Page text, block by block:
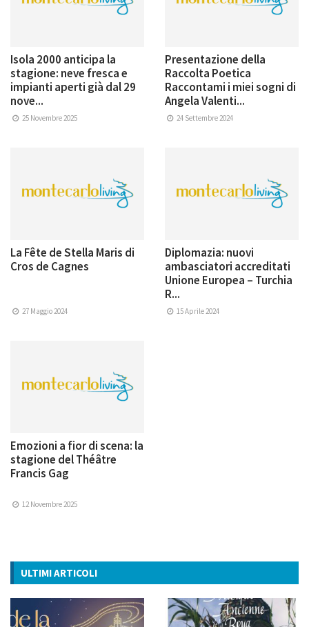
Isola 2000 anticipa la
stagione: neve fresca e
impianti aperti già dal 29
nove...
25 Novembre 2025
Presentazione della
Raccolta Poetica
Raccontami i miei sogni di
Angela Valenti...
24 Settembre 2024
La Fête de Stella Maris di
Cros de Cagnes
27 Maggio 2024
Diplomazia: nuovi
ambasciatori accreditati
Unione Europea – Turchia
R...
15 Aprile 2024
Emozioni a fior di scena: la
stagione del Théâtre
Francis Gag
12 Novembre 2025
ULTIMI ARTICOLI